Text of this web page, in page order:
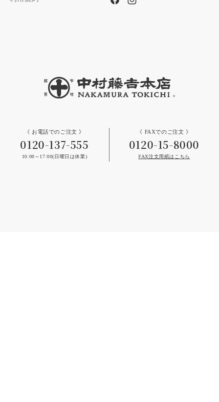
FacebookInstagram
《 お電話でのご注文 》
0120-137-555
10:00～17:00(日曜日は休業)
《 FAXでのご注文 》
0120-15-8000
FAX注文用紙はこちら